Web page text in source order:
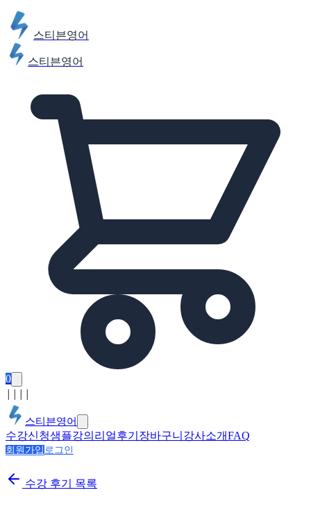
스티븐영어
스티븐영어
0
스티븐영어
수강신청샘플강의 리얼후기 장바구니 강사소개FAQ
회원가입 로그인
수강 후기 목록